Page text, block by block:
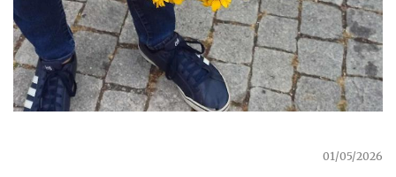
01/05/2026